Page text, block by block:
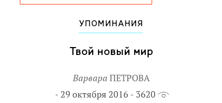
УПОМИНАНИЯ
Твой новый мир
Варвара ПЕТРОВА
29 октября 2016
3620